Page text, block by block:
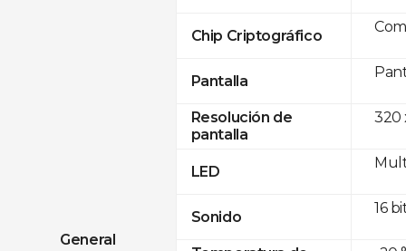
General
Chip Criptográfico
Pantalla
Resolución de
pantalla
LED
Sonido
320
16